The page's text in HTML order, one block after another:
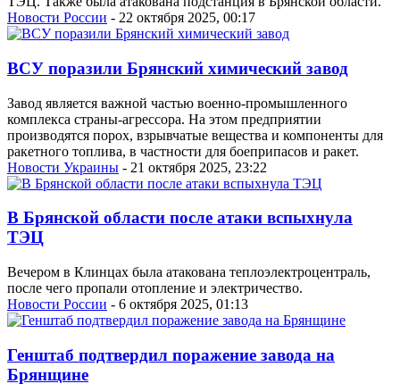
Новости России - 22 октября 2025, 00:17
ВСУ поразили Брянский химический завод
Завод является важной частью военно-промышленного
комплекса страны-агрессора. На этом предприятии
производятся порох, взрывчатые вещества и компоненты для
ракетного топлива, в частности для боеприпасов и ракет.
Новости Украины - 21 октября 2025, 23:22
В Брянской области после атаки вспыхнула
ТЭЦ
Вечером в Клинцах была атакована теплоэлектроцентраль,
после чего пропали отопление и электричество.
Новости России - 6 октября 2025, 01:13
Генштаб подтвердил поражение завода на
Брянщине